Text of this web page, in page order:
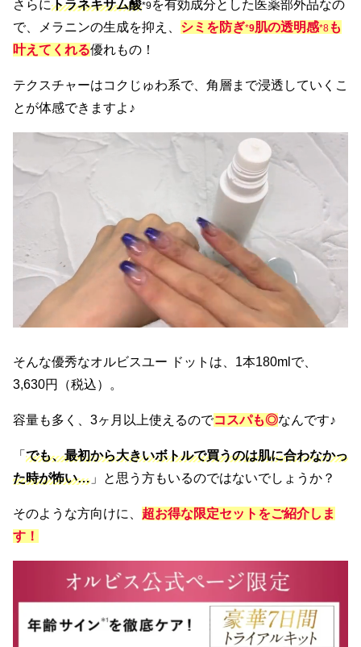
さらにトラネキサム酸*9を有効成分とした医薬部外品なの
で、メラニンの生成を抑え、 シミを防ぎ*9肌の透明感*8 も
叶えてくれる優れもの！
テクスチャーはコクじゅわ系で、角層まで浸透していくこ
とが体感できますよ♪
そんな優秀なオルビスユー ドットは、1本180mlで、
3,630円（税込）。
容量も多く、3ヶ月以上使えるのでコスパも◎なんです♪
「 でも、最初から大きいボトルで買うのは肌に合わなかっ
た時が怖い… 」と思う方もいるのではないでしょうか？
そのような方向けに、 超お得な限定セットをご紹介しま
す！